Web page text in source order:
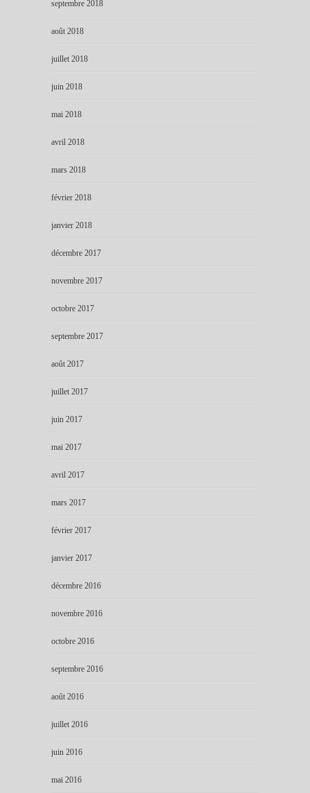
septembre 2018
août 2018
juillet 2018
juin 2018
mai 2018
avril 2018
mars 2018
février 2018
janvier 2018
décembre 2017
novembre 2017
octobre 2017
septembre 2017
août 2017
juillet 2017
juin 2017
mai 2017
avril 2017
mars 2017
février 2017
janvier 2017
décembre 2016
novembre 2016
octobre 2016
septembre 2016
août 2016
juillet 2016
juin 2016
mai 2016